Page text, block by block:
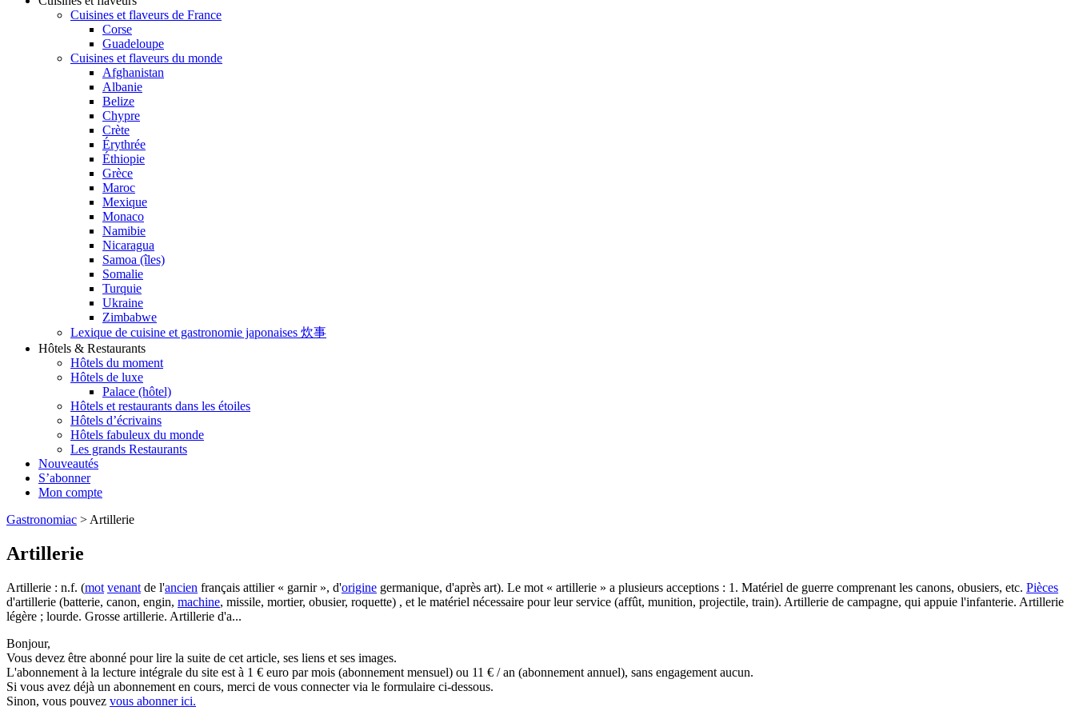
Cuisines et flaveurs de France
Corse
Guadeloupe
Cuisines et flaveurs du monde
Afghanistan
Albanie
Belize
Chypre
Crète
Érythrée
Éthiopie
Grèce
Maroc
Mexique
Monaco
Namibie
Nicaragua
Samoa (îles)
Somalie
Turquie
Ukraine
Zimbabwe
Lexique de cuisine et gastronomie japonaises 炊事
Hôtels & Restaurants
Hôtels du moment
Hôtels de luxe
Palace (hôtel)
Hôtels et restaurants dans les étoiles
Hôtels d’écrivains
Hôtels fabuleux du monde
Les grands Restaurants
Nouveautés
S’abonner
Mon compte
Gastronomiac > Artillerie
Artillerie
Artillerie : n.f. (mot venant de l'ancien français attilier « garnir », d'origine germanique, d'après art). Le mot « artillerie » a plusieurs acceptions : 1. Matériel de guerre comprenant les canons, obusiers, etc. Pièces
d'artillerie (batterie, canon, engin, machine, missile, mortier, obusier, roquette) , et le matériel nécessaire pour leur service (affût, munition, projectile, train). Artillerie de campagne, qui appuie l'infanterie. Artillerie
légère ; lourde. Grosse artillerie. Artillerie d'a...
Bonjour,
Vous devez être abonné pour lire la suite de cet article, ses liens et ses images.
L'abonnement à la lecture intégrale du site est à 1 € euro par mois (abonnement mensuel) ou 11 € / an (abonnement annuel), sans engagement aucun.
Si vous avez déjà un abonnement en cours, merci de vous connecter via le formulaire ci-dessous.
Sinon, vous pouvez vous abonner ici.